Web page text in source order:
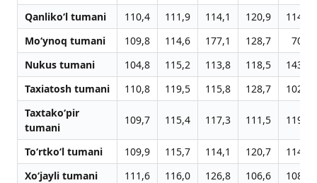
Qanliko‘l tumani 110,4 111,9 114,1 120,9
114,6
Mo‘ynoq tumani
109,8 114,6 177,1 128,7
70,4
Nukus tumani
104,8 115,2 113,8 118,5
143,3
Taxiatosh tumani
110,8 119,5 115,8 128,7
102,4
Taxtako‘pir
tumani
109,7 115,4 117,3 111,5 119,2
To‘rtko‘l tumani 109,9 115,7 114,1 120,7
114,7
Xo‘jayli tumani
111,6 116,0 126,8 106,6
108,3